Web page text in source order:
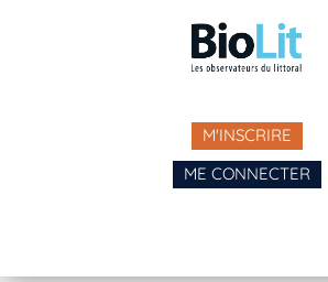
M'INSCRIRE
ME CONNECTER